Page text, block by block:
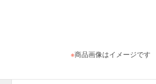
※商品画像はイメージです